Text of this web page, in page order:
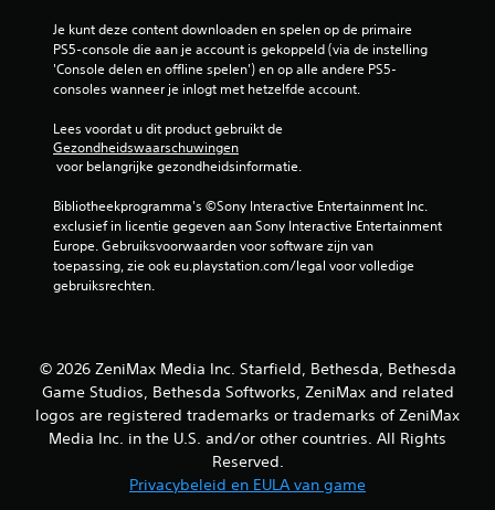
Je kunt deze content downloaden en spelen op de primaire
PS5-console die aan je account is gekoppeld (via de instelling
'Console delen en offline spelen') en op alle andere PS5-
consoles wanneer je inlogt met hetzelfde account.
Lees voordat u dit product gebruikt de
Gezondheidswaarschuwingen
voor belangrijke gezondheidsinformatie.
Bibliotheekprogramma's ©Sony Interactive Entertainment Inc.
exclusief in licentie gegeven aan Sony Interactive Entertainment
Europe. Gebruiksvoorwaarden voor software zijn van
toepassing, zie ook eu.playstation.com/legal voor volledige
gebruiksrechten.
© 2026 ZeniMax Media Inc. Starfield, Bethesda, Bethesda
Game Studios, Bethesda Softworks, ZeniMax and related
logos are registered trademarks or trademarks of ZeniMax
Media Inc. in the U.S. and/or other countries. All Rights
Reserved.
Privacybeleid en EULA van game